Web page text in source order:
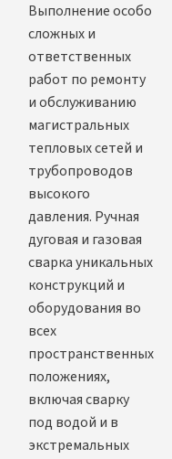
Выполнение особо
сложных и
ответственных
работ по ремонту
и обслуживанию
магистральных
тепловых сетей и
трубопроводов
высокого
давления. Ручная
дуговая и газовая
сварка уникальных
конструкций и
оборудования во
всех
пространственных
положениях,
включая сварку
под водой и в
экстремальных